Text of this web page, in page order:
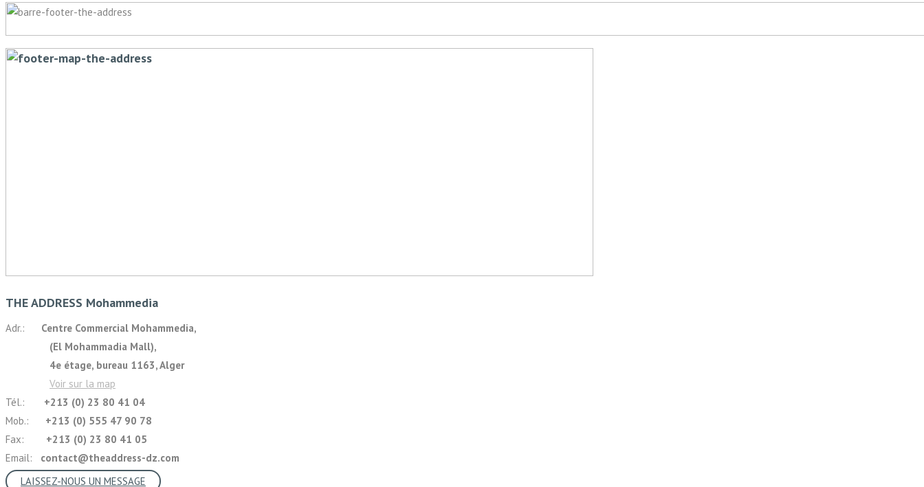
THE ADDRESS Mohammedia
Adr.: Centre Commercial Mohammedia,
(El Mohammadia Mall),
4e étage, bureau 1163, Alger
Voir sur la map
Tél.:
+213 (0) 23 80 41 04
Mob.: +213 (0) 555 47 90 78
Fax: +213 (0) 23 80 41 05
Email: contact@theaddress-dz.com
LAISSEZ-NOUS UN MESSAGE